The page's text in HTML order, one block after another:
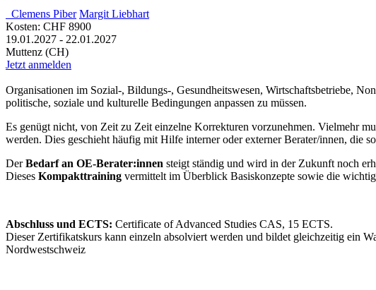
Clemens Piber Margit Liebhart
Kosten: CHF 8900
19.01.2027 - 22.01.2027
Muttenz (CH)
Jetzt anmelden
Organisationen im Sozial-, Bildungs-, Gesundheitswesen, Wirtschaftsbetriebe,
politische, soziale und kulturelle Bedingungen anpassen zu müssen.
Es genügt nicht, von Zeit zu Zeit einzelne Korrekturen vorzunehmen. Vielmehr
werden. Dies geschieht häufig mit Hilfe interner oder externer Berater/innen, die
DerBedarf an OE-Berater:innen steigt ständig und wird in der Zukunft noch
Dieses Kompakttraining vermittelt im Überblick Basiskonzepte sowie die
Abschluss und ECTS: Certificate of Advanced Studies CAS, 15 ECTS.
Dieser Zertifikatskurs kann einzeln absolviert werden und bildet gleichzeitig ein
Nordwestschweiz